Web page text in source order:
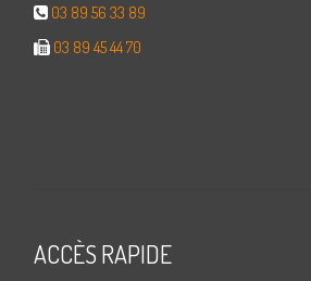
03 89 56 33 89
03 89 45 44 70
ACCÈS RAPIDE